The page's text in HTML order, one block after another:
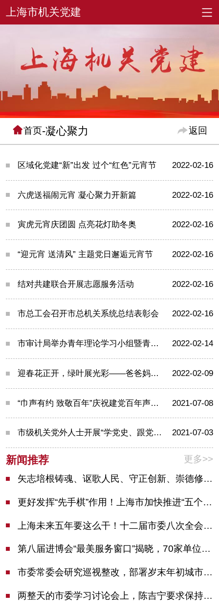
首页-凝心聚力 返回
区域化党建“新”出发 过个“红色”元宵节 2022-02-16
六虎送福闹元宵 凝心聚力开新篇 2022-02-16
寅虎元宵庆团圆 点亮花灯助冬奥 2022-02-16
“迎元宵 送清风” 主题党日邂逅元宵节 2022-02-16
结对共建联合开展志愿服务活动 2022-02-16
市总工会召开市总机关系统总结表彰会 2022-02-16
市审计局举办青年理论学习小组暨青年双月论坛第一期专题研讨活动 2022-02-14
迎春花正开，绿叶展光彩——爸爸妈妈， 我们一起包饺子咯! 2022-02-09
“巾声有约 致敬百年”庆祝建党百年声音作品志愿宣讲暨“海鸥之声”上海市女大学生优秀声音献礼作品颁奖汇演举行 2021-07-08
市级机关党外人士开展“学党史、跟党走”主题教育活动 2021-07-03
新闻推荐
更多>>
矢志培根铸魂、讴歌人民、守正创新、崇德修身！这场座谈会上，陈吉宁对全市文化战线提出期望
更好发挥“先手棋”作用！上海市加快推进“五个中心”建设领导小组会议举行
上海未来五年要这么干！十二届市委八次全会审议通过上海“十五五”规划建议
第八届进博会“最美服务窗口”揭晓，70家单位诠释“上海服务”温度
市委常委会研究巡视整改，部署岁末年初城市安全工作
两整天的市委学习讨论会上，陈吉宁要求保持战略定力始终坚定信心善于科学应对